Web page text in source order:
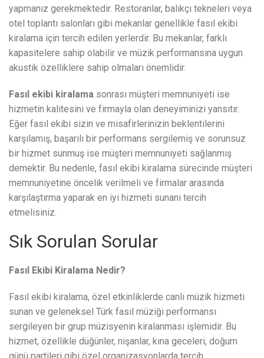
yapmanız gerekmektedir. Restoranlar, balıkçı tekneleri veya
otel toplantı salonları gibi mekanlar genellikle fasıl ekibi
kiralama için tercih edilen yerlerdir. Bu mekanlar, farklı
kapasitelere sahip olabilir ve müzik performansına uygun
akustik özelliklere sahip olmaları önemlidir.
Fasıl ekibi kiralama sonrası müşteri memnuniyeti ise
hizmetin kalitesini ve firmayla olan deneyiminizi yansıtır.
Eğer fasıl ekibi sizin ve misafirlerinizin beklentilerini
karşılamış, başarılı bir performans sergilemiş ve sorunsuz
bir hizmet sunmuş ise müşteri memnuniyeti sağlanmış
demektir. Bu nedenle, fasıl ekibi kiralama sürecinde müşteri
memnuniyetine öncelik verilmeli ve firmalar arasında
karşılaştırma yaparak en iyi hizmeti sunanı tercih
etmelisiniz.
Sık Sorulan Sorular
Fasıl Ekibi Kiralama Nedir?
Fasıl ekibi kiralama, özel etkinliklerde canlı müzik hizmeti
sunan ve geleneksel Türk fasıl müziği performansı
sergileyen bir grup müzisyenin kiralanması işlemidir. Bu
hizmet, özellikle düğünler, nişanlar, kına geceleri, doğum